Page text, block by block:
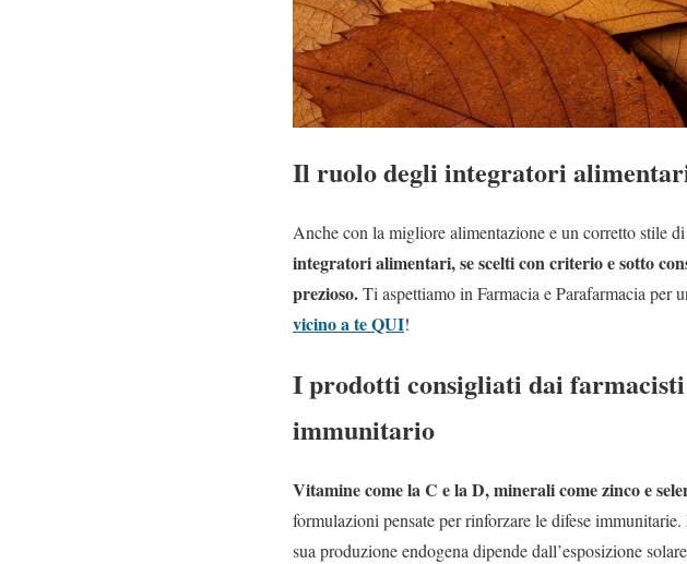
Il ruolo degli integratori
Anche con la migliore alimentazione e un corretto stile
integratori alimentari, se scelti con criterio e sotto
prezioso.Ti aspettiamo in Farmacia e Parafarmacia per
vicino a te QUI!
I prodotti consigliati dai
immunitario
Vitamine come la C e la D, minerali come zinco e
formulazioni pensate per rinforzare le difese
sua produzione endogena dipende dall’esposizione